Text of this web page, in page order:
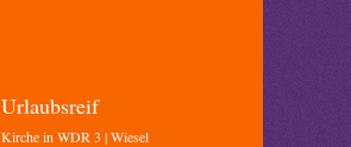
Urlaubsreif
Kirche in WDR 3 | Wiesel